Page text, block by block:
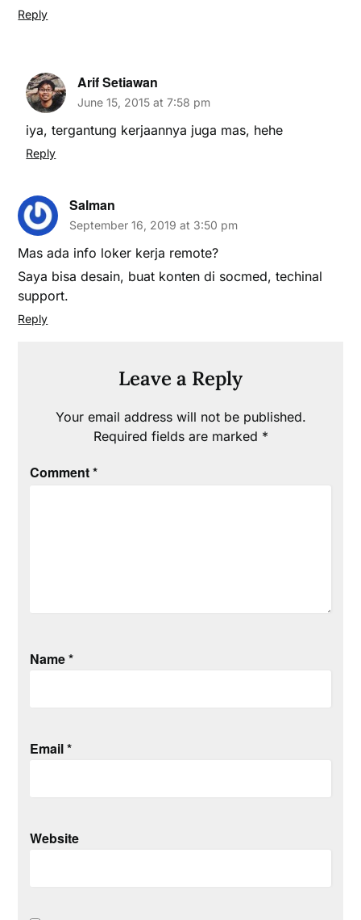
Reply
Arif Setiawan
June 15, 2015 at 7:58 pm
iya, tergantung kerjaannya juga mas, hehe
Reply
Salman
September 16, 2019 at 3:50 pm
Mas ada info loker kerja remote?
Saya bisa desain, buat konten di socmed, techinal
support.
Reply
Leave a Reply
Your email address will not be published.
Required fields are marked *
Comment*
Name*
Email*
Website